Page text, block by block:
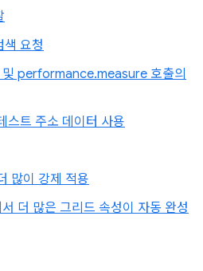
색 요청
performance.measure 호출의
스트 주소 데이터 사용
많이 강제 적용
더 많은 그리드 속성이 자동 완성